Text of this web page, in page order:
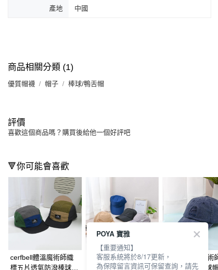
產地 中國
商品相關分類 (1)
優質帽襪 帽子 棒球/鴨舌帽
評價
喜歡這個商品嗎？購買後給他一個好評吧
🔻你可能會喜歡
cerfbell體溫魔術師織
標五片透氣防潑棒球
cerfbell體溫魔術師刺
繡防潑水素色棒球帽-
cerfbell體溫魔術
洗刺繡潮流棒球
POYA 寶雅
【重要通知】
客服系統將於8/17更新，
為保障留言資訊可保留查詢，請先